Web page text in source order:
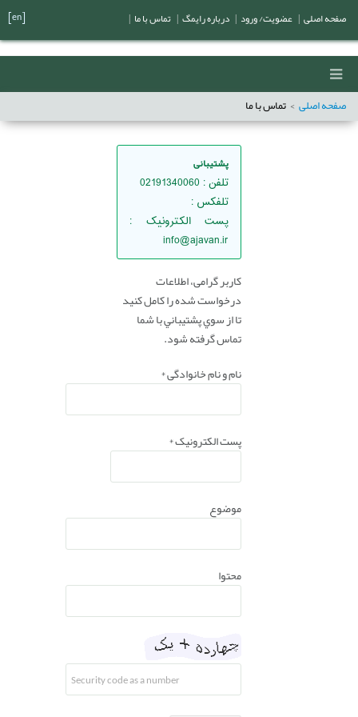
صفحه اصلی تماس با ما
پشتیبانی
تلفن: 02191340060
تلفكس:
پست الکترونیک:
info@ajavan.ir
کاربر گرامی، اطلاعات
درخواست شده را کامل کنید
تا از سوي پشتيباني با شما
تماس گرفته شود.
نام و نام خانوادگی*
پست الکترونیک*
موضوع
محتوا
صفحه اصلی عضویت/ ورود درباره رایمگ تماس با ما